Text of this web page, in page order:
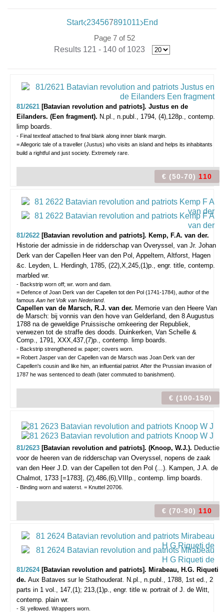
Start 234567891011 End
Page 7 of 52
Results 121 - 140 of 1023
81/2621 [Batavian revolution and patriots]. Justus en de
Eilanders. (Een fragment). N.pl., n.publ., 1794, (4),128p., contemp.
limp boards.
- Final textleaf attached to final blank along inner blank margin.
= Allegoric tale of a traveller (Justus) who visits an island and helps its inhabitants
build a rightful and just society. Extremely rare.
€ (50-70) 110
81/2622 [Batavian revolution and patriots]. Kemp, F.A. van der.
Historie der admissie in de ridderschap van Overyssel, van Jr. Johan
Derk van der Capellen Heer van den Pol, Appeltern, Altforst, Hagen
&c. Leyden, L. Herdingh, 1785, (22),X,245,(1)p., engr. title, contemp.
marbled wr.
- Backstrip worn off; wr. worn and dam.
= Defence of Joan Derk van der Capellen tot den Pol (1741-1784), author of the
famous Aan het Volk van Nederland.
Capellen van de Marsch, R.J. van der. Memorie van den Heere Van
de Marsch: bij vonnis van den hove van Gelderland, den 8 Augustus
1788 na de geweldige Pruissische omkeering der Republiek,
verwezen tot de straffe des doods. Duinkerken, Van Schelle &
Comp., 1791, XXX,437,(7)p., contemp. limp boards.
- Backstrip strengthened w. paper; covers worn.
= Robert Jasper van der Capellen van de Marsch was Joan Derk van der
Capellen's cousin and like him, an influential patriot. After the Prussian invasion of
1787 he was sentenced to death (later commuted to banishment).
€ (100-150)
81/2623 [Batavian revolution and patriots]. (Knoop, W.J.). Deductie
voor de heeren van de ridderschap van Overyssel, nopens de zaak
van den Heer J.D. van der Capellen tot den Pol (...). Kampen, J.A. de
Chalmot, 1733 [=1783], (2),486,(6),VIIIp., contemp. limp boards.
- Binding worn and waterst. = Knuttel 20706.
€ (70-90) 110
81/2624 [Batavian revolution and patriots]. Mirabeau, H.G. Riqueti
de. Aux Bataves sur le Stathouderat. N.pl., n.publ., 1788, 1st ed., 2
parts in 1 vol., 147,(1); 213,(1)p., engr. title w. portrait of J. de Witt,
contemp. plain wr.
- Sl. yellowed. Wrappers worn.